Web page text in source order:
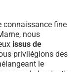
connaissance fine
nous
issus de
privilégions des
le